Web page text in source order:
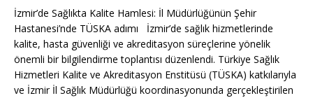
İzmir’de Sağlıkta Kalite Hamlesi: İl Müdürlüğünün Şehir
Hastanesi’nde TÜSKA adımı İzmir’de sağlık hizmetlerinde
kalite, hasta güvenliği ve akreditasyon süreçlerine yönelik
önemli bir bilgilendirme toplantısı düzenlendi. Türkiye Sağlık
Hizmetleri Kalite ve Akreditasyon Enstitüsü (TÜSKA) katkılarıyla
ve İzmir İl Sağlık Müdürlüğü koordinasyonunda gerçekleştirilen